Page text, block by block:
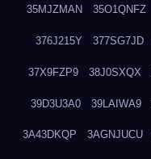
35MJZMAN 35O1QNFZ
376J215Y 377SG7JD
37X9FZP9 38J0SXQX
39D3U3A0 39LAIWA9
3A43DKQP 3AGNJUCU